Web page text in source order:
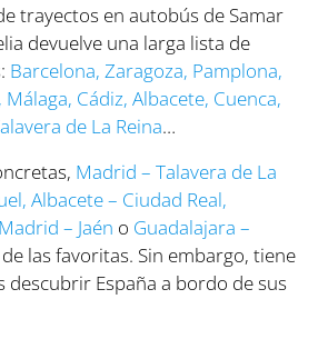
trayectos en autobús de Samar
devuelve una larga lista de
Barcelona, Zaragoza, Pamplona,
, Málaga, Cádiz, Albacete, Cuenca,
de La Reina…
Madrid – Talavera de La
, Albacete – Ciudad Real,
Madrid – Jaén o Guadalajara –
las favoritas. Sin embargo, tiene
descubrir España a bordo de sus